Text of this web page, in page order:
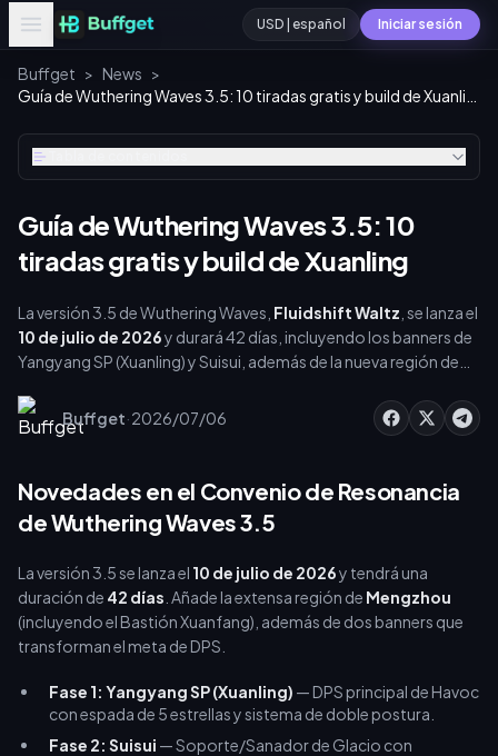
USD | español Iniciar sesión
Buffget > News >
Guía de Wuthering Waves 3.5: 10
tiradas gratis y build de Xuanling
La versión 3.5 de Wuthering Waves, Fluidshift Waltz , se lanza el
10 de julio de 2026y durará 42 días, incluyendo los banners de
Yangyang SP (Xuanling) y Suisui, además de la nueva región de
Lunite para alcanzar el hard pity de 80 tiradas. Aquí tienes todo
sobre las tiradas, builds y consejos de presupuesto.
Buffget·2026/07/06
Novedades en el Convenio de Resonancia
de Wuthering Waves 3.5
La versión 3.5 se lanza el 10 de julio de 2026y tendrá una
duración de 42 días . Añade la extensa región de Mengzhou
(incluyendo el Bastión Xuanfang), además de dos banners que
transforman el meta de DPS.
Fase 1: Yangyang SP (Xuanling) — DPS principal de Havoc
con espada de 5 estrellas y sistema de doble postura.
Fase 2: Suisui — Soporte/Sanador de Glacio con